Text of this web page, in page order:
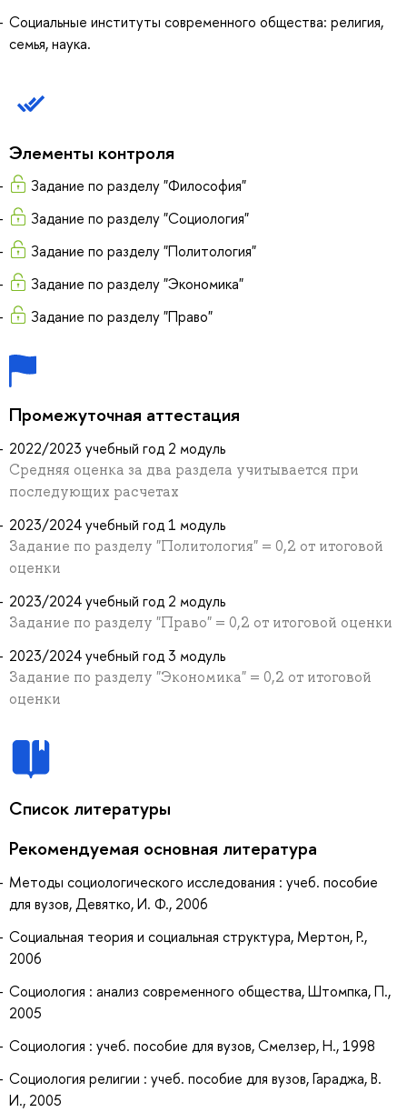
Социальные институты современного общества: религия,
семья, наука.
Элементы контроля
Задание по разделу "Философия"
Задание по разделу "Социология"
Задание по разделу "Политология"
Задание по разделу "Экономика"
Задание по разделу "Право"
Промежуточная аттестация
2022/2023 учебный год 2 модуль
Средняя оценка за два раздела учитывается при
последующих расчетах
2023/2024 учебный год 1 модуль
Задание по разделу "Политология" = 0,2 от итоговой
оценки
2023/2024 учебный год 2 модуль
Задание по разделу "Право" = 0,2 от итоговой оценки
2023/2024 учебный год 3 модуль
Задание по разделу "Экономика" = 0,2 от итоговой
оценки
Список литературы
Рекомендуемая основная литература
Методы социологического исследования : учеб. пособие
для вузов, Девятко, И. Ф., 2006
Социальная теория и социальная структура, Мертон, Р.,
2006
Социология : анализ современного общества, Штомпка, П.,
2005
Социология : учеб. пособие для вузов, Смелзер, Н., 1998
Социология религии : учеб. пособие для вузов, Гараджа, В.
И., 2005